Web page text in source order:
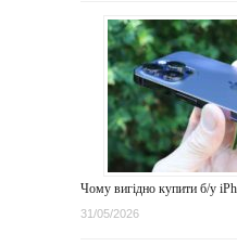
Чому вигідно купити б/у
31/05/2026